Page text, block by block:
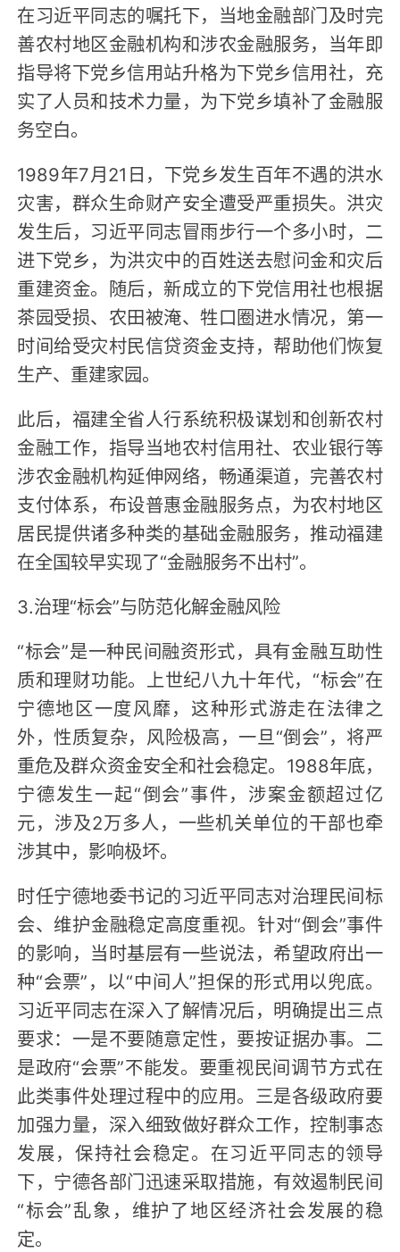
在习近平同志的嘱托下，当地金融部门及时完
善农村地区金融机构和涉农金融服务，当年即
指导将下党乡信用站升格为下党乡信用社，充
实了人员和技术力量，为下党乡填补了金融服
务空白。
1989年7月21日，下党乡发生百年不遇的洪水
灾害，群众生命财产安全遭受严重损失。洪灾
发生后，习近平同志冒雨步行一个多小时，二
进下党乡，为洪灾中的百姓送去慰问金和灾后
重建资金。随后，新成立的下党信用社也根据
茶园受损、农田被淹、牲口圈进水情况，第一
时间给受灾村民信贷资金支持，帮助他们恢复
生产、重建家园。
此后，福建全省人行系统积极谋划和创新农村
金融工作，指导当地农村信用社、农业银行等
涉农金融机构延伸网络，畅通渠道，完善农村
支付体系，布设普惠金融服务点，为农村地区
居民提供诸多种类的基础金融服务，推动福建
在全国较早实现了“金融服务不出村”。
3.治理“标会”与防范化解金融风险
“标会”是一种民间融资形式，具有金融互助性
质和理财功能。上世纪八九十年代，“标会”在
宁德地区一度风靡，这种形式游走在法律之
外，性质复杂，风险极高，一旦“倒会”，将严
重危及群众资金安全和社会稳定。1988年底，
宁德发生一起“倒会”事件，涉案金额超过亿
元，涉及2万多人，一些机关单位的干部也牵
涉其中，影响极坏。
时任宁德地委书记的习近平同志对治理民间标
会、维护金融稳定高度重视。针对“倒会”事件
的影响，当时基层有一些说法，希望政府出一
种“会票”，以“中间人”担保的形式用以兜底。
习近平同志在深入了解情况后，明确提出三点
要求：一是不要随意定性，要按证据办事。二
是政府“会票”不能发。要重视民间调节方式在
此类事件处理过程中的应用。三是各级政府要
加强力量，深入细致做好群众工作，控制事态
发展，保持社会稳定。在习近平同志的领导
下，宁德各部门迅速采取措施，有效遏制民间
“标会”乱象，维护了地区经济社会发展的稳
定。